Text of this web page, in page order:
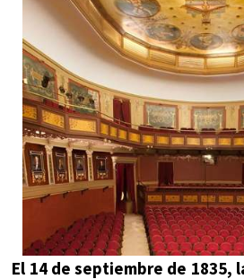
El 14 de septiembre de 1835,